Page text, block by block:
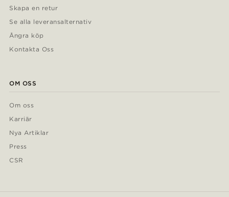
Skapa en retur
Se alla leveransalternativ
Ångra köp
Kontakta Oss
OM OSS
Om oss
Karriär
Nya Artiklar
Press
CSR